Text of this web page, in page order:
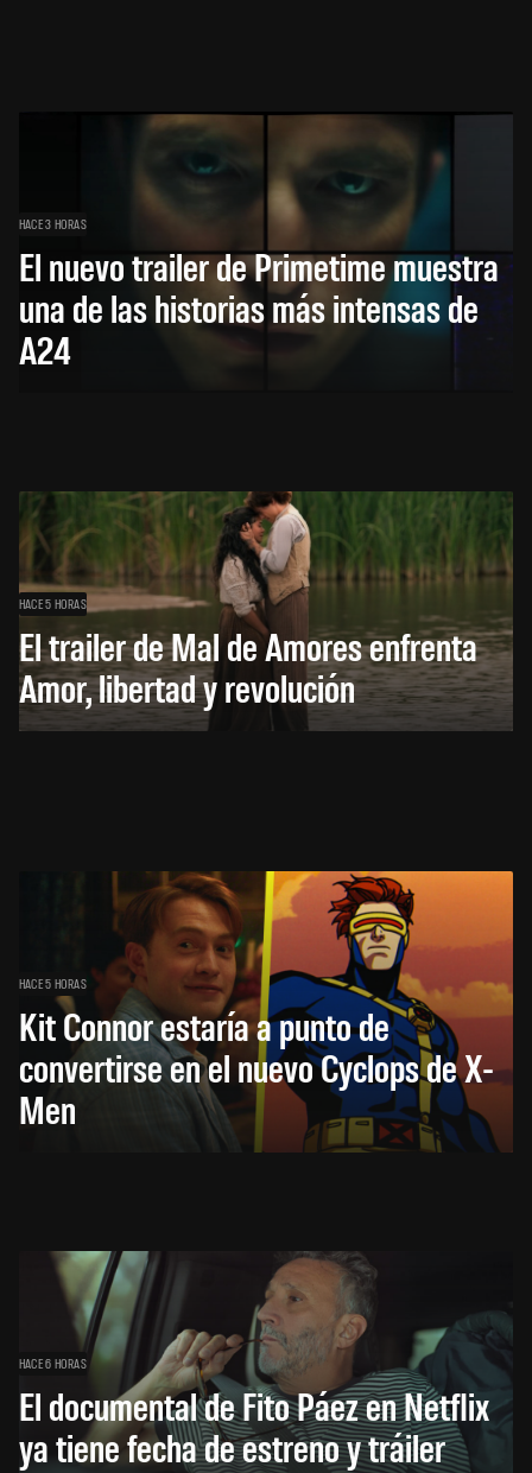
HACE 3 HORAS
El nuevo trailer de Primetime muestra
una de las historias más intensas de
A24
HACE 5 HORAS
El trailer de Mal de Amores enfrenta
Amor, libertad y revolución
HACE 5 HORAS
Kit Connor estaría a punto de
convertirse en el nuevo Cyclops de X-
Men
HACE 6 HORAS
El documental de Fito Páez en Netflix
ya tiene fecha de estreno y tráiler